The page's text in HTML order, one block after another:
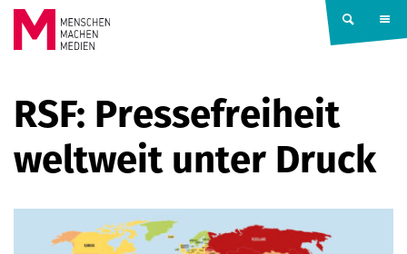
Springe zum Inhalt
MACHEN
MEDIEN
RSF: Pressefreiheit
weltweit unter Druck